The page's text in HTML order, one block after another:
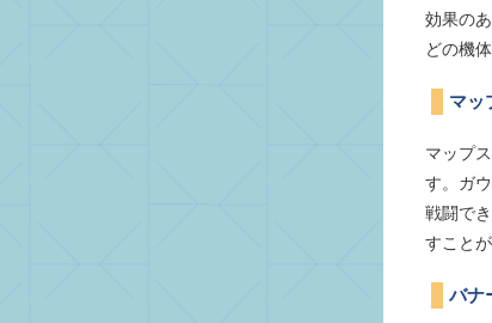
効果の
どの機
マッ
マップ
す。ガ
戦闘で
すこと
バナ